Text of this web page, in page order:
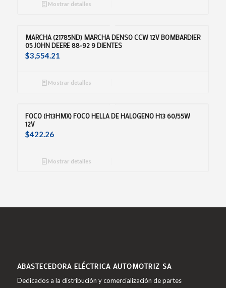
Mostrar detalles
MARCHA (21785ND) MARCHA DENSO CCW 12V BOMBARDIER
05 JOHN DEERE 88-92 9 DIENTES
$3,554.21
Mostrar detalles
FOCO (H13HMX) FOCO HELLA DE HALOGENO H13 60/55W
12V
$422.26
Mostrar detalles
ABASTECEDORA ELÉCTRICA AUTOMOTRIZ SA
Dedicados a la distribución y comercialización de partes